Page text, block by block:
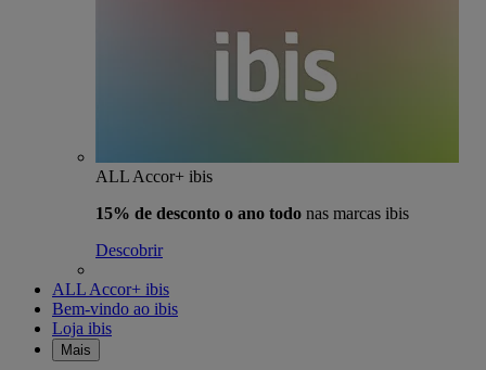
ALL Accor+ ibis
15% de desconto o ano todo nas marcas ibis
Descobrir
ALL Accor+ ibis
Bem-vindo ao ibis
Loja ibis
Mais